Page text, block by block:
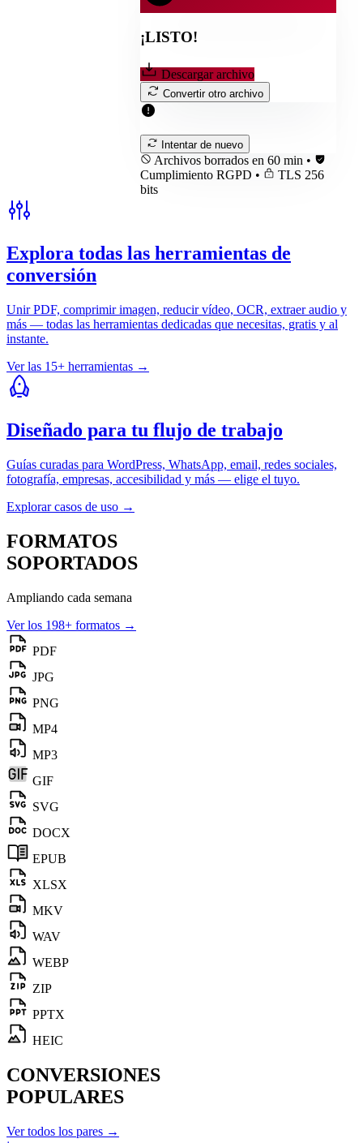
¡LISTO!
Descargar archivo
Convertir otro archivo
Intentar de nuevo
Archivos borrados en 60 min •
Cumplimiento RGPD •
TLS 256
bits
Explora todas las herramientas de
conversión
Unir PDF, comprimir imagen, reducir vídeo, OCR, extraer audio y
más — todas las herramientas dedicadas que necesitas, gratis y al
instante.
Ver las 15+ herramientas →
Diseñado para tu flujo de trabajo
Guías curadas para WordPress, WhatsApp, email, redes sociales,
fotografía, empresas, accesibilidad y más — elige el tuyo.
Explorar casos de uso →
FORMATOS
SOPORTADOS
Ampliando cada semana
Ver los 198+ formatos →
PDF
JPG
PNG
MP4
MP3
GIF
SVG
DOCX
EPUB
XLSX
MKV
WAV
WEBP
ZIP
PPTX
HEIC
CONVERSIONES
POPULARES
Ver todos los pares →